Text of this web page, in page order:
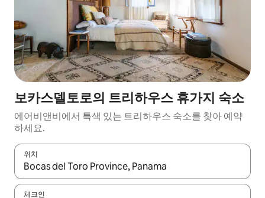
보카스델토로의 트리하우스 휴가지 숙소
에어비앤비에서 특색 있는 트리하우스 숙소를 찾아 예약
하세요.
위치
결과가 나오면 위·아래 화살표 키를 사용하거나 터치 또는 스와이
체크인